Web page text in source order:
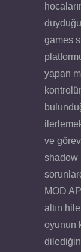
games
yapan
ve
shadow
MOD
altın
oyunun